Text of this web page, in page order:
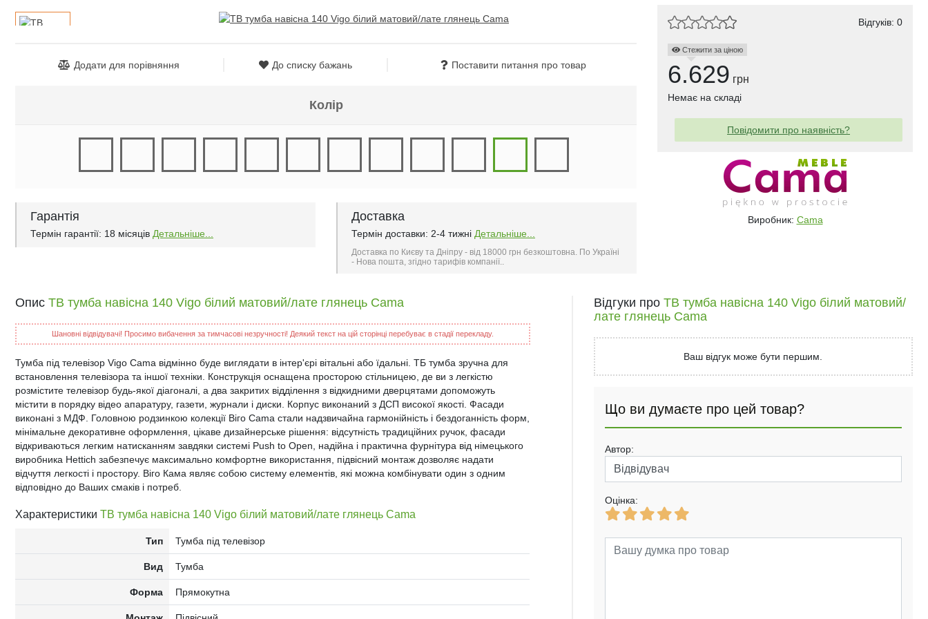
Додати для порівняння До списку бажань Поставити питання про товар
Колір
Гарантія
Термін гарантії: 18 місяців Детальніше...
Доставка
Термін доставки: 2-4 тижні Детальніше...
Доставка по Києву та Дніпру - від 18000 грн безкоштовна. По Україні
- Нова пошта, згідно тарифів компанії..
Відгуків: 0
Стежити за ціною
6.629 грн
Немає на складі
Повідомити про наявність?
Виробник: Cama
Опис ТВ тумба навісна 140 Vigo білий матовий/лате глянець Cama
Шановні відвідувачі! Просимо вибачення за тимчасові незручності! Деякий текст на цій сторінці перебуває в стадії перекладу.
Тумба під телевізор Vigo Cama відмінно буде виглядати в інтер'єрі вітальні або їдальні. ТБ тумба зручна для
встановлення телевізора та іншої техніки. Конструкція оснащена просторою стільницею, де ви з легкістю
розмістите телевізор будь-якої діагоналі, а два закритих відділення з відкидними дверцятами допоможуть
містити в порядку відео апаратуру, газети, журнали і диски. Корпус виконаний з ДСП високої якості. Фасади
виконані з МДФ. Головною родзинкою колекції Віго Cama стали надзвичайна гармонійність і бездоганність форм,
мінімальне декоративне оформлення, цікаве дизайнерське рішення: відсутність традиційних ручок, фасади
відкриваються легким натисканням завдяки системі Push to Open, надійна і практична фурнітура від німецького
виробника Hettich забезпечує максимально комфортне використання, підвісний монтаж дозволяє надати
відчуття легкості і простору. Віго Кама являє собою систему елементів, які можна комбінувати один з одним
відповідно до Ваших смаків і потреб.
Характеристики ТВ тумба навісна 140 Vigo білий матовий/лате глянець Cama
Тип Тумба під телевізор
Вид Тумба
Форма Прямокутна
Відгуки про ТВ тумба навісна 140 Vigo білий матовий/
лате глянець Cama
Ваш відгук може бути першим.
Що ви думаєте про цей товар?
Автор:
Оцінка:
Дитячі крісла та стільці
Дитячі матраци
Високоглянцеві тумби для ванної кімнати
Класичні тумби у ванну
Душові піддони
Аксесуари для ванної та туалету
Тумби офісні під техніку